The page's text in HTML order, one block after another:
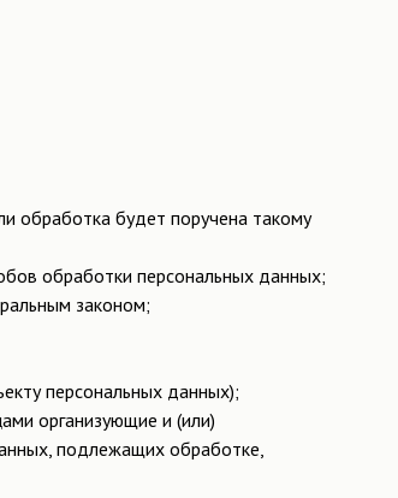
обработка будет поручена такому
обработки персональных данных;
законом;
персональных данных);
организующие и (или)
подлежащих обработке,